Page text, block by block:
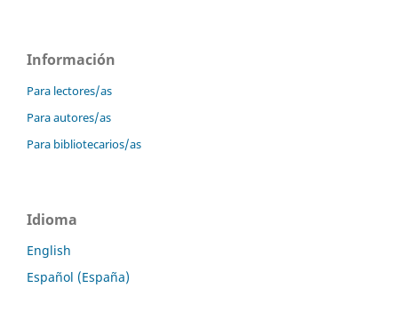
Información
Para lectores/as
Para autores/as
Para bibliotecarios/as
Idioma
English
Español (España)